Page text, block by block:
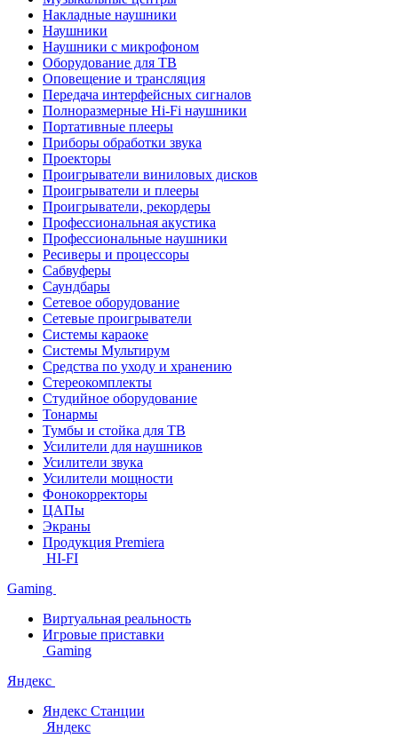
Накладные наушники
Наушники
Наушники с микрофоном
Оборудование для ТВ
Оповещение и трансляция
Передача интерфейсных сигналов
Полноразмерные Hi-Fi наушники
Портативные плееры
Приборы обработки звука
Проекторы
Проигрыватели виниловых дисков
Проигрыватели и плееры
Проигрыватели, рекордеры
Профессиональная акустика
Профессиональные наушники
Ресиверы и процессоры
Сабвуферы
Саундбары
Сетевое оборудование
Сетевые проигрыватели
Системы караоке
Системы Мультирум
Средства по уходу и хранению
Стереокомплекты
Студийное оборудование
Тонармы
Тумбы и стойка для ТВ
Усилители для наушников
Усилители звука
Усилители мощности
Фонокорректоры
ЦАПы
Экраны
Продукция Premiera
HI-FI
Gaming
Виртуальная реальность
Игровые приставки
Gaming
Яндекс
Яндекс Станции
Яндекс